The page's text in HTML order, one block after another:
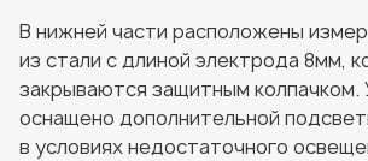
В нижней части расположены
из стали с длиной электрода 8мм,
закрываются защитным колпачком.
оснащено дополнительной
в условиях недостаточного